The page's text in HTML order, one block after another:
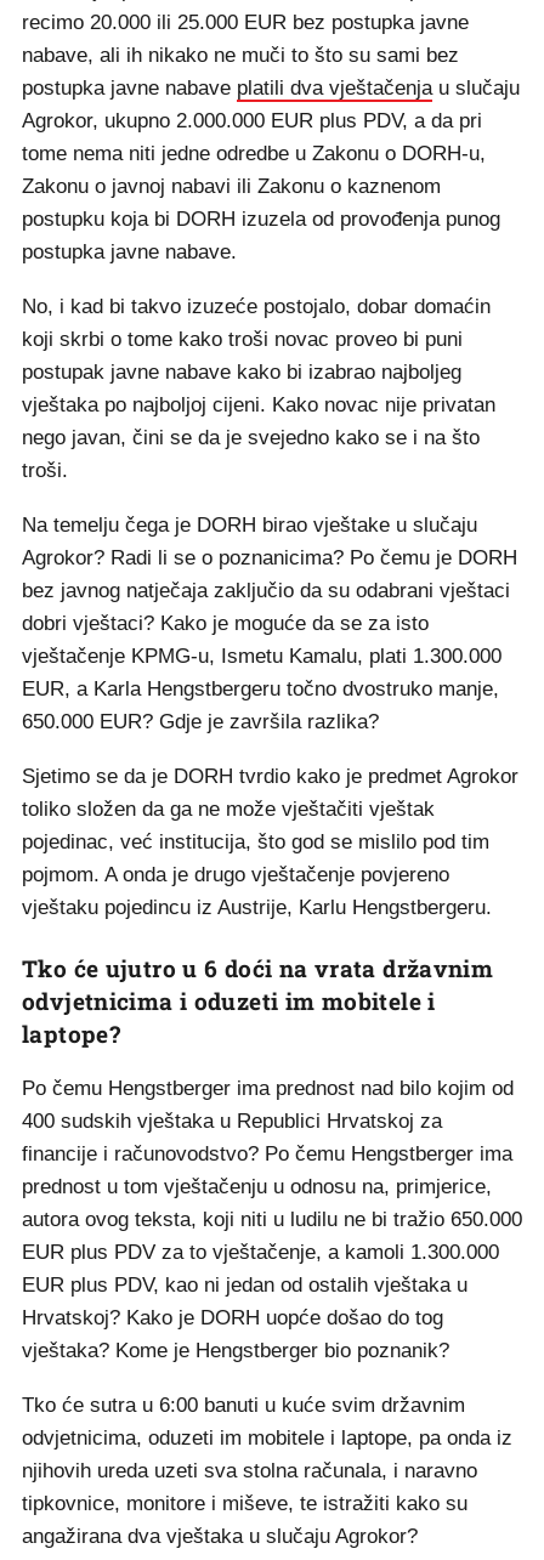
recimo 20.000 ili 25.000 EUR bez postupka javne
nabave, ali ih nikako ne muči to što su sami bez
postupka javne nabave platili dva vještačenjau slučaju
Agrokor, ukupno 2.000.000 EUR plus PDV, a da pri
tome nema niti jedne odredbe u Zakonu o DORH-u,
Zakonu o javnoj nabavi ili Zakonu o kaznenom
postupku koja bi DORH izuzela od provođenja punog
postupka javne nabave.
No, i kad bi takvo izuzeće postojalo, dobar domaćin
koji skrbi o tome kako troši novac proveo bi puni
postupak javne nabave kako bi izabrao najboljeg
vještaka po najboljoj cijeni. Kako novac nije privatan
nego javan, čini se da je svejedno kako se i na što
troši.
Na temelju čega je DORH birao vještake u slučaju
Agrokor? Radi li se o poznanicima? Po čemu je DORH
bez javnog natječaja zaključio da su odabrani vještaci
dobri vještaci? Kako je moguće da se za isto
vještačenje KPMG-u, Ismetu Kamalu, plati 1.300.000
EUR, a Karla Hengstbergeru točno dvostruko manje,
650.000 EUR? Gdje je završila razlika?
Sjetimo se da je DORH tvrdio kako je predmet Agrokor
toliko složen da ga ne može vještačiti vještak
pojedinac, već institucija, što god se mislilo pod tim
pojmom. A onda je drugo vještačenje povjereno
vještaku pojedincu iz Austrije, Karlu Hengstbergeru.
Tko će ujutro u 6 doći na vrata državnim
odvjetnicima i oduzeti im mobitele i
laptope?
Po čemu Hengstberger ima prednost nad bilo kojim od
400 sudskih vještaka u Republici Hrvatskoj za
financije i računovodstvo? Po čemu Hengstberger ima
prednost u tom vještačenju u odnosu na, primjerice,
autora ovog teksta, koji niti u ludilu ne bi tražio 650.000
EUR plus PDV za to vještačenje, a kamoli 1.300.000
EUR plus PDV, kao ni jedan od ostalih vještaka u
Hrvatskoj? Kako je DORH uopće došao do tog
vještaka? Kome je Hengstberger bio poznanik?
Tko će sutra u 6:00 banuti u kuće svim državnim
odvjetnicima, oduzeti im mobitele i laptope, pa onda iz
njihovih ureda uzeti sva stolna računala, i naravno
tipkovnice, monitore i miševe, te istražiti kako su
angažirana dva vještaka u slučaju Agrokor?